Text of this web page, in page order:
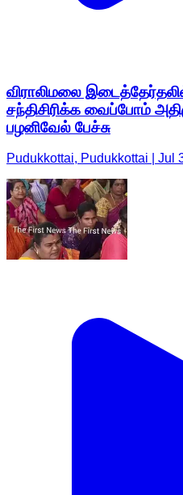
விராலிமலை
சந்திசிரிக்க வைப்போம்
பழனிவேல் பேச்சு
Pudukkottai, Pudukkottai | Jul